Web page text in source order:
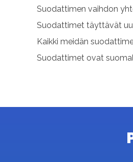
Suodattimen vaihdon
Suodattimet täyttävät
Kaikki meidän
Suodattimet ovat